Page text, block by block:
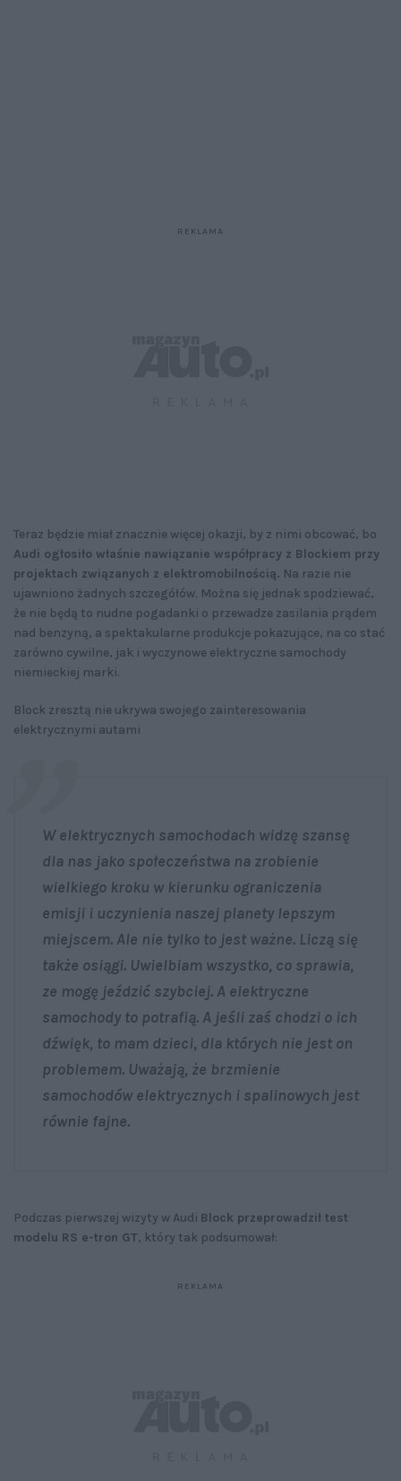
Teraz będzie miał znacznie więcej okazji, by z nimi obcować, bo
Audi ogłosiło właśnie nawiązanie współpracy z Blockiem przy
projektach związanych z elektromobilnością. Na razie nie
ujawniono żadnych szczegółów. Można się jednak spodziewać,
że nie będą to nudne pogadanki o przewadze zasilania prądem
nad benzyną, a spektakularne produkcje pokazujące, na co stać
zarówno cywilne, jak i wyczynowe elektryczne samochody
niemieckiej marki.
Block zresztą nie ukrywa swojego zainteresowania
elektrycznymi autami
W elektrycznych samochodach widzę szansę
dla nas jako społeczeństwa na zrobienie
wielkiego kroku w kierunku ograniczenia
emisji i uczynienia naszej planety lepszym
miejscem. Ale nie tylko to jest ważne. Liczą się
także osiągi. Uwielbiam wszystko, co sprawia,
ze mogę jeździć szybciej. A elektryczne
samochody to potrafią. A jeśli zaś chodzi o ich
dźwięk, to mam dzieci, dla których nie jest on
problemem. Uważają, że brzmienie
samochodów elektrycznych i spalinowych jest
równie fajne.
Podczas pierwszej wizyty w Audi Block przeprowadził test
modelu RS e-tron GT, który tak podsumował: